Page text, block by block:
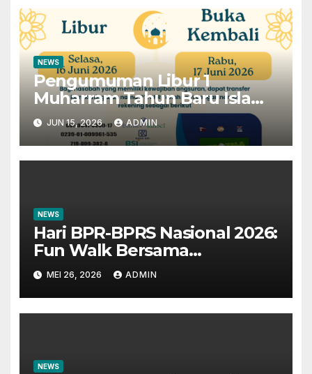
NEWS
Pengumuman Libur 1
Muharram Tahun Baru Islam
1448H
JUN 15, 2026 ADMIN
NEWS
Hari BPR-BPRS Nasional 2026:
Fun Walk Bersama
Masyarakat dan Insan
Perbankan
MEI 26, 2026 ADMIN
NEWS